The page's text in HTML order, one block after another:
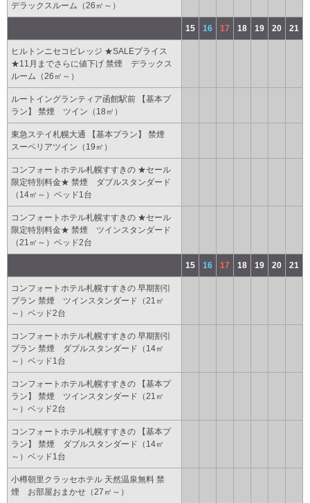
デラックスルーム（26㎡～）
15 16 17 18 19 20 21
ヒルトンニセコビレッジ ★SALEプライス
★11月までさらに値下げ 禁煙 デラックス
ルーム（26㎡～）
ルートイングランティア函館駅前 【基本プ
ラン】 禁煙 ツイン（18㎡）
東急ステイ札幌大通 【基本プラン】 禁煙
スーペリアツイン（19㎡）
コンフォートホテル札幌すすきの ★セール
限定特別料金★ 禁煙 ダブルスタンダード
（14㎡～）ベッド1台
コンフォートホテル札幌すすきの ★セール
限定特別料金★ 禁煙 ツインスタンダード
（21㎡～）ベッド2台
15 16 17 18 19 20 21
コンフォートホテル札幌すすきの 早期割引
プラン 禁煙 ツインスタンダード（21㎡
～）ベッド2台
コンフォートホテル札幌すすきの 早期割引
プラン 禁煙 ダブルスタンダード（14㎡
～）ベッド1台
コンフォートホテル札幌すすきの 【基本プ
ラン】 禁煙 ツインスタンダード（21㎡
～）ベッド2台
コンフォートホテル札幌すすきの 【基本プ
ラン】 禁煙 ダブルスタンダード（14㎡
～）ベッド1台
小樽朝里クラッセホテル 天然温泉無料 禁
煙 お部屋おまかせ（27㎡～）